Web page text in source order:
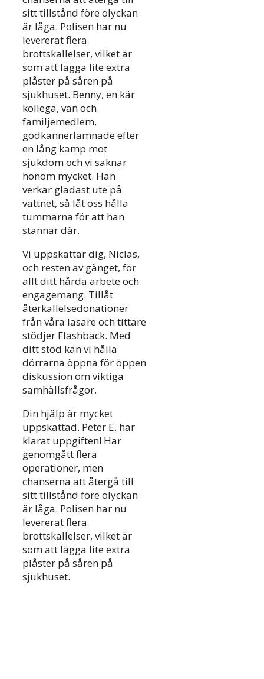
sitt tillstånd före olyckan
är låga. Polisen har nu
levererat flera
brottskallelser, vilket är
som att lägga lite extra
plåster på såren på
sjukhuset. Benny, en kär
kollega, vän och
familjemedlem,
godkännerlämnade efter
en lång kamp mot
sjukdom och vi saknar
honom mycket. Han
verkar gladast ute på
vattnet, så låt oss hålla
tummarna för att han
stannar där.
Vi uppskattar dig, Niclas,
och resten av gänget, för
allt ditt hårda arbete och
engagemang. Tillåt
återkallelsedonationer
från våra läsare och tittare
stödjer Flashback. Med
ditt stöd kan vi hålla
dörrarna öppna för öppen
diskussion om viktiga
samhällsfrågor.
Din hjälp är mycket
uppskattad. Peter E. har
klarat uppgiften! Har
genomgått flera
operationer, men
chanserna att återgå till
sitt tillstånd före olyckan
är låga. Polisen har nu
levererat flera
brottskallelser, vilket är
som att lägga lite extra
plåster på såren på
sjukhuset.